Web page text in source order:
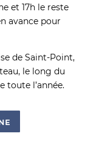
et 17h le reste
avance pour
de Saint-Point,
le long du
toute l’année.